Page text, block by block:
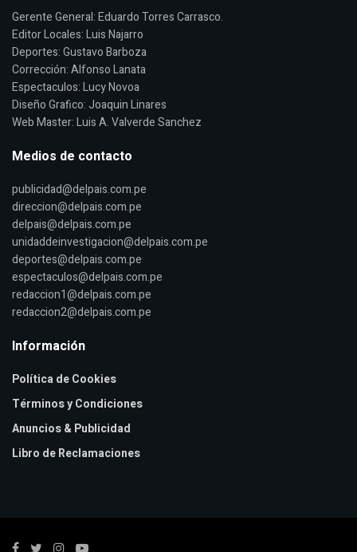
Gerente General: Eduardo Torres Carrasco.
Editor Locales: Luis Najarro
Deportes: Gustavo Barboza
Corrección: Alfonso Lanata
Espectaculos: Lucy Novoa
Diseño Grafico: Joaquin Linares
Web Master: Luis A. Valverde Sanchez
Medios de contacto
publicidad@delpais.com.pe
direccion@delpais.com.pe
delpais@delpais.com.pe
unidaddeinvestigacion@delpais.com.pe
deportes@delpais.com.pe
espectaculos@delpais.com.pe
redaccion1@delpais.com.pe
redaccion2@delpais.com.pe
Información
Política de Cookies
Términos y Condiciones
Anuncios & Publicidad
Libro de Reclamaciones